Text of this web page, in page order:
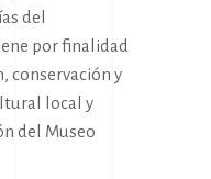
del
por finalidad
conservación y
local y
del Museo